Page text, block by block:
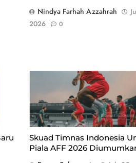
Nindya Farhah Azzahrah
2026
0
Skuad Timnas Indonesia
Piala AFF 2026